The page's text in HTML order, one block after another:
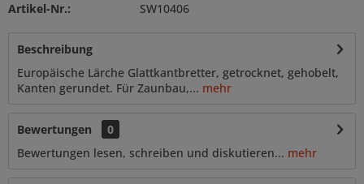
Artikel-Nr.: SW10406
Beschreibung
Europäische Lärche Glattkantbretter, getrocknet, gehobelt,
Kanten gerundet. Für Zaunbau,... mehr
Bewertungen
0
Bewertungen lesen, schreiben und diskutieren... mehr